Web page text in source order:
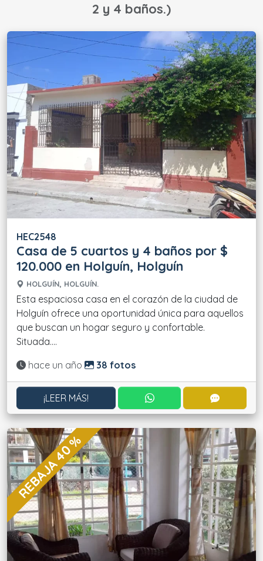
2 y 4 baños.)
HEC2548
Casa de 5 cuartos y 4 baños por $
120.000 en Holguín, Holguín
HOLGUÍN, HOLGUÍN.
Esta espaciosa casa en el corazón de la ciudad de
Holguín ofrece una oportunidad única para aquellos
que buscan un hogar seguro y confortable.
Situada....
Actualizado:
hace un año 38 fotos
¡LEER MÁS! CONTACTAR POR
REBAJA 40 %